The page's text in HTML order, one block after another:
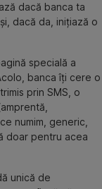
dacă banca ta
dacă da, inițiază o
specială a
banca îți cere o
prin SMS, o
numim, generic,
doar pentru acea
unică de